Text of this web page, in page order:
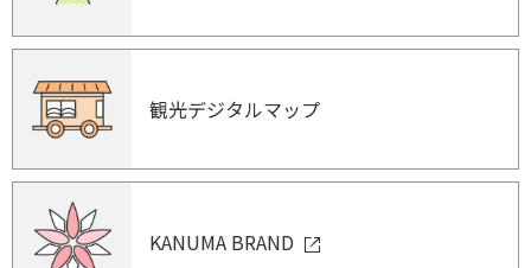
観光デジタルマップ
KANUMA BRAND